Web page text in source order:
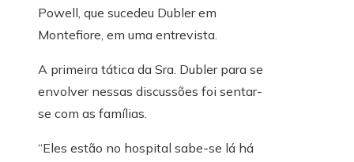
Powell, que sucedeu Dubler em
Montefiore, em uma entrevista.
A primeira tática da Sra. Dubler para se
envolver nessas discussões foi sentar-
se com as famílias.
“Eles estão no hospital sabe-se lá há